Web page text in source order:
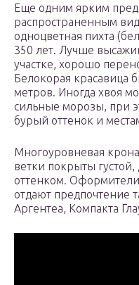
Еще одним ярким
распространенным
одноцветная пихта
350 лет. Лучше
участке, хорошо
Белокорая красавица
метров. Иногда хвоя
сильные морозы, при
бурый оттенок и
Многоуровневая
ветки покрыты
оттенком.
отдают предпочтение
Аргентеа, Компакта